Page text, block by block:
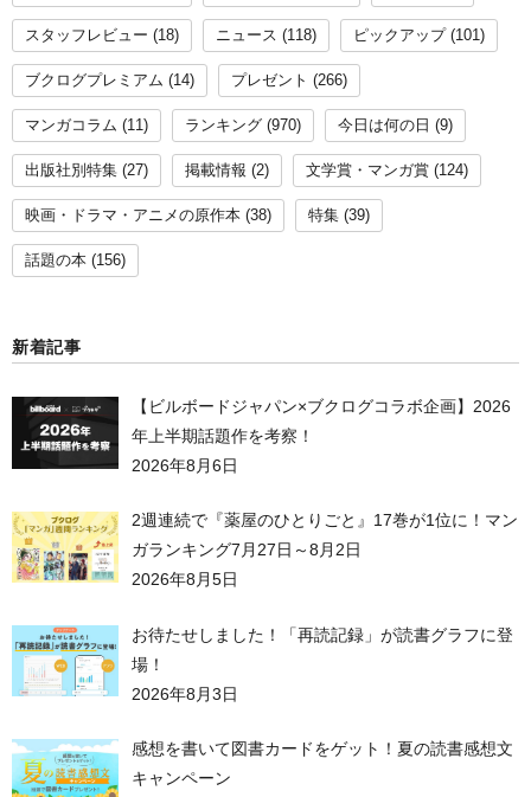
スタッフレビュー (18) ニュース (118) ピックアップ(101)
ブクログプレミアム (14) プレゼント (266)
マンガコラム (11) ランキング (970) 今日は何の日 (9)
出版社別特集 (27) 掲載情報 (2) 文学賞・マンガ賞 (124)
映画・ドラマ・アニメの原作本 (38) 特集 (39)
話題の本 (156)
新着記事
【ビルボードジャパン×ブクログコラボ企画】2026
年上半期話題作を考察！
2026年8月6日
2週連続で『薬屋のひとりごと』17巻が1位に！マン
ガランキング7月27日～8月2日
2026年8月5日
お待たせしました！「再読記録」が読書グラフに登
場！
2026年8月3日
感想を書いて図書カードをゲット！夏の読書感想文
キャンペーン